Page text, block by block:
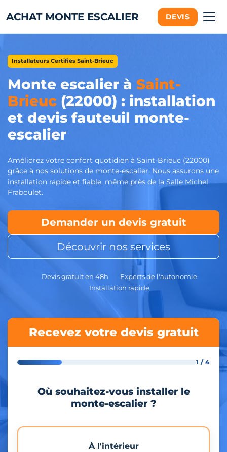
ACHAT MONTE ESCALIER DEVIS
Installateurs Certifiés Saint-Brieuc
Monte escalier à Saint-
Brieuc (22000) : installation
et devis fauteuil monte-
escalier
Améliorez votre confort quotidien à Saint-Brieuc (22000)
grâce à nos solutions de monte-escalier. Nous assurons une
installation rapide et fiable, même près de la Salle Michel
Fraboulet.
Demander un devis gratuit
Découvrir nos services
Devis gratuit en 48h
Experts de l'autonomie
Installation rapide
Recevez votre devis gratuit
1 / 4
Où souhaitez-vous installer le
monte-escalier ?
À l'intérieur